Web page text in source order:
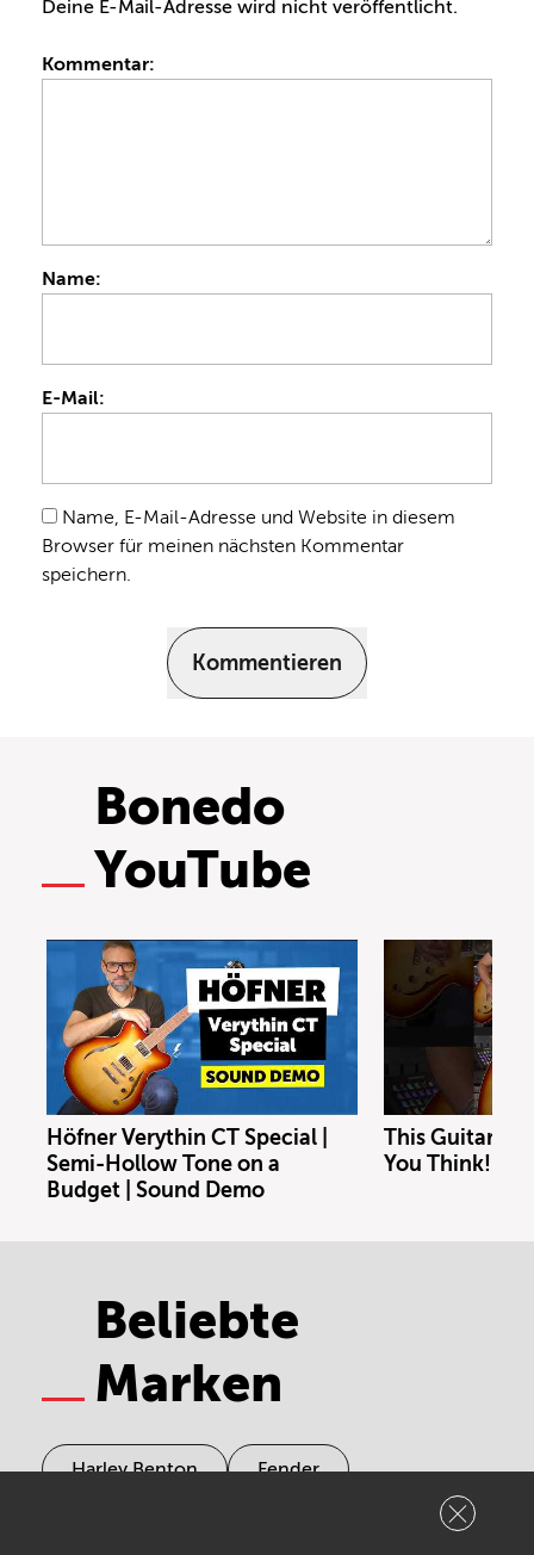
Deine E-Mail-Adresse wird nicht veröffentlicht.
Kommentar:
Name:
E-Mail:
Name, E-Mail-Adresse und Website in diesem
Browser für meinen nächsten Kommentar
speichern.
Kommentieren
Bonedo
YouTube
Höfner Verythin CT Special |
Semi-Hollow Tone on a
Budget | Sound Demo
This Guitar
You Think!
Beliebte
Marken
Harley Benton Fender